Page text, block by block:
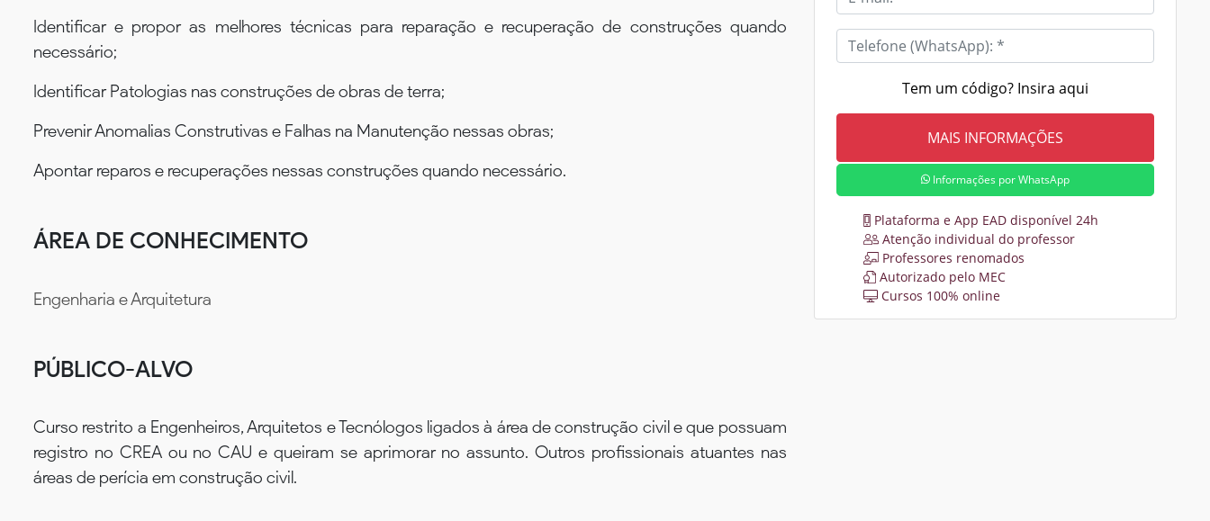
Identificar e propor as melhores técnicas para reparação e recuperação de construções quando
necessário;
Identificar Patologias nas construções de obras de terra;
Prevenir Anomalias Construtivas e Falhas na Manutenção nessas obras;
Apontar reparos e recuperações nessas construções quando necessário.
ÁREA DE CONHECIMENTO
Engenharia e Arquitetura
PÚBLICO-ALVO
Curso restrito a Engenheiros, Arquitetos e Tecnólogos ligados à área de construção civil e que possuam
registro no CREA ou no CAU e queiram se aprimorar no assunto. Outros profissionais atuantes nas
áreas de perícia em construção civil.
Tem um código? Insira aqui
Informações por WhatsApp
Plataforma e App EAD disponível 24h
Atenção individual do professor
Professores renomados
Autorizado pelo MEC
Cursos 100% online